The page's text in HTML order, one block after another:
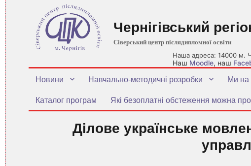
Наша адреса: 14000 м.
Наш Moodle, наш
Чернігівський
Сіверський центр післядипломної освіти
Новини Навчально-методичні розробки Ми на
Каталог програм
Які безоплатні обстеження можна
Ділове українське